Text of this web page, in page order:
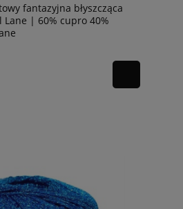
fantazyjna błyszcząca
Lane | 60% cupro 40%